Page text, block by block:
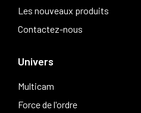
Les nouveaux produits
Contactez-nous
Univers
Multicam
Force de l'ordre